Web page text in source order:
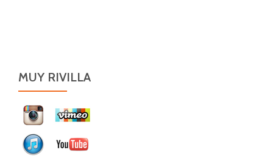
MUY RIVILLA